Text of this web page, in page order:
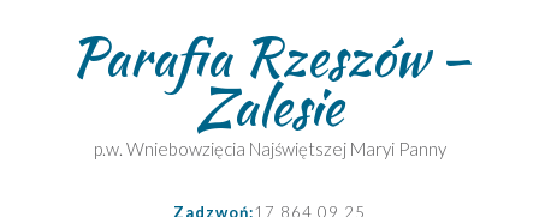
Parafia Rzeszów –
Zalesie
p.w. Wniebowzięcia Najświętszej Maryi Panny
Zadzwoń:17 864 09 25